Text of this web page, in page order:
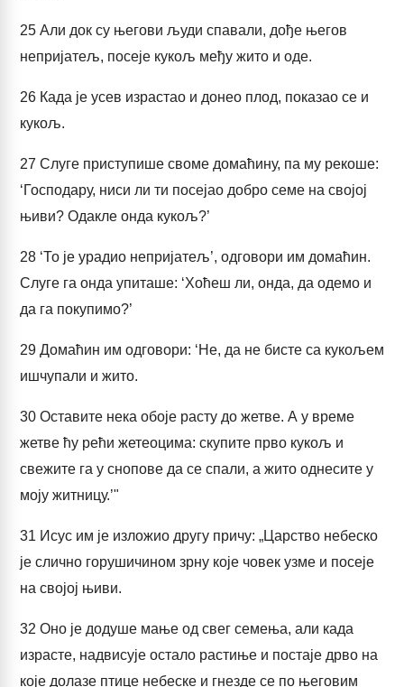
25 Али док су његови људи спавали, дође његов
непријатељ, посеје кукољ међу жито и оде.
26 Када је усев израстао и донео плод, показао се и
кукољ.
27 Слуге приступише своме домаћину, па му рекоше:
‘Господару, ниси ли ти посејао добро семе на својој
њиви? Одакле онда кукољ?’
28 ‘То је урадио непријатељ’, одговори им домаћин.
Слуге га онда упиташе: ‘Хоћеш ли, онда, да одемо и
да га покупимо?’
29 Домаћин им одговори: ‘Не, да не бисте са кукољем
ишчупали и жито.
30 Оставите нека обоје расту до жетве. А у време
жетве ћу рећи жетеоцима: скупите прво кукољ и
свежите га у снопове да се спали, а жито однесите у
моју житницу.’"
31 Исус им је изложио другу причу: „Царство небеско
је слично горушичином зрну које човек узме и посеје
на својој њиви.
32 Оно је додуше мање од свег семења, али када
израсте, надвисује остало растиње и постаје дрво на
које долазе птице небеске и гнезде се по његовим